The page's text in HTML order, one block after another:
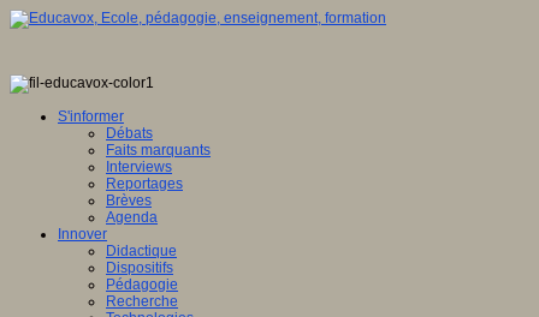
S'informer
Débats
Faits marquants
Interviews
Reportages
Brèves
Agenda
Innover
Didactique
Dispositifs
Pédagogie
Recherche